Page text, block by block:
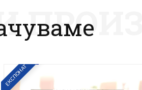
ЕКСПОНАТ